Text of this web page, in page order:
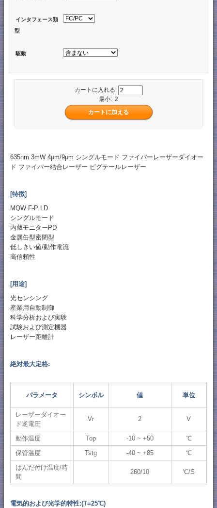
インタフェース類
型
駆動
カートに入れる:
最小: 2
635nm 3mW 4μm/9μm シングルモード ファイバーレーザーダイオー
ド ファイバー結合レーザー ピグテールレーザー
[特徴]
MQW F-P LD
シングルモード
内蔵モニターPD
金属缶型密閉型
低しきい値/動作電流
高信頼性
[用途]
光センシング
産業用自動制御
科学分析および実験
試験および測定機器
レーザー距離計
絶対最大定格:
パラメータ シンボル 値 単位
レーザーダイオー
ド逆電圧
Vr 2 V
動作温度 Top -10 ~ +50
℃
保管温度
Tstg -40 ~ +85
℃
はんだ付け温度/時
間
260/10 ℃/S
電気的および光学的特性:(T=25℃)